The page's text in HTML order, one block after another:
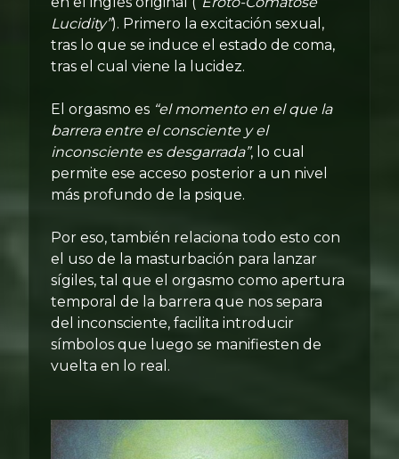
Lucidity”). Primero la excitación sexual,
tras lo que se induce el estado de coma,
tras el cual viene la lucidez.
El orgasmo es “el momento en el que la
barrera entre el consciente y el
inconsciente es desgarrada”, lo cual
permite ese acceso posterior a un nivel
más profundo de la psique.
Por eso, también relaciona todo esto con
el uso de la masturbación para lanzar
sígiles, tal que el orgasmo como apertura
temporal de la barrera que nos separa
del inconsciente, facilita introducir
símbolos que luego se manifiesten de
vuelta en lo real.